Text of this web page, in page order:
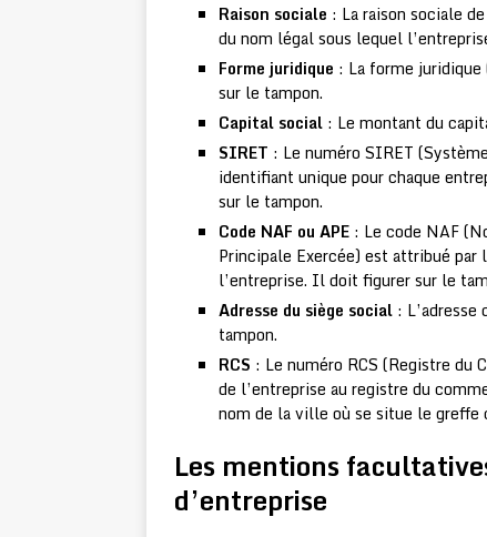
Raison sociale : La raison sociale
du nom légal sous lequel
Forme juridique : La forme
sur le tampon.
Capital social : Le montant du
SIRET : Le numéro SIRET
identifiant unique pour chaque
sur le tampon.
Code NAF ou APE : Le code NAF
Principale Exercée) est attribué
l’entreprise. Il doit figurer sur le
Adresse du siège social :
tampon.
RCS : Le numéro RCS (Registre du
de l’entreprise au registre du
nom de la ville où se situe le greffe
Les mentions
d’entreprise